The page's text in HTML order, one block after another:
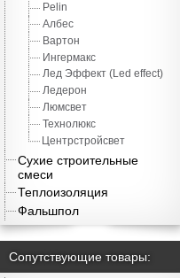
Pelin
Албес
Вартон
Ингермакс
Лед Эффект (Led effect)
Ледерон
Люмсвет
Технолюкс
Центрстройсвет
Сухие строительные
смеси
Теплоизоляция
Фальшпол
Сопутствующие товары: